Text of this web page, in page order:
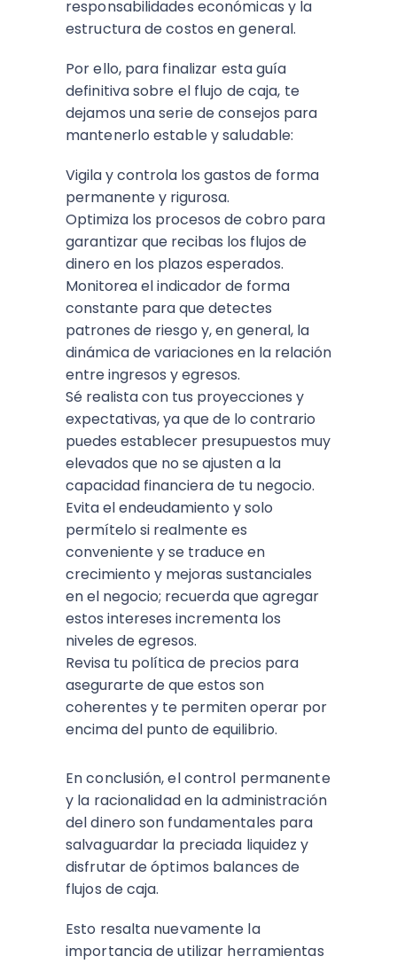
responsabilidades económicas y la
estructura de costos en general.
Por ello, para finalizar esta guía
definitiva sobre el flujo de caja, te
dejamos una serie de consejos para
mantenerlo estable y saludable:
Vigila y controla los gastos de forma
permanente y rigurosa.
Optimiza los procesos de cobro para
garantizar que recibas los flujos de
dinero en los plazos esperados.
Monitorea el indicador de forma
constante para que detectes
patrones de riesgo y, en general, la
dinámica de variaciones en la relación
entre ingresos y egresos.
Sé realista con tus proyecciones y
expectativas, ya que de lo contrario
puedes establecer presupuestos muy
elevados que no se ajusten a la
capacidad financiera de tu negocio.
Evita el endeudamiento y solo
permítelo si realmente es
conveniente y se traduce en
crecimiento y mejoras sustanciales
en el negocio; recuerda que agregar
estos intereses incrementa los
niveles de egresos.
Revisa tu política de precios para
asegurarte de que estos son
coherentes y te permiten operar por
encima del punto de equilibrio.
En conclusión, el control permanente
y la racionalidad en la administración
del dinero son fundamentales para
salvaguardar la preciada liquidez y
disfrutar de óptimos balances de
flujos de caja.
Esto resalta nuevamente la
importancia de utilizar herramientas